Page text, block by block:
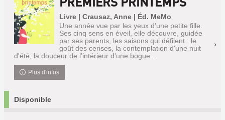
Livre | Crausaz, Anne | Éd. MeMo
Une année vue par les yeux d'une petite fille.
Ses cinq sens en éveil, elle découvre, guidée
par ses parents, les saisons qui défilent : le
goût des cerises, la contemplation d'une nuit
d'été, la douceur de l'intérieur d'une bogue...
Plus d'infos
Disponible